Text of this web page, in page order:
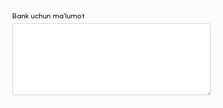
Bank uchun ma'lumot